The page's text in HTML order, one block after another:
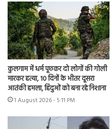
कुलगाम में धर्म पूछकर दो लोगों की गोली
मारकर हत्या, 10 दिनों के भीतर दूसरा
आतंकी हमला, हिंदुओं को बना रहे निशाना
1 August 2026 - 5:11 PM